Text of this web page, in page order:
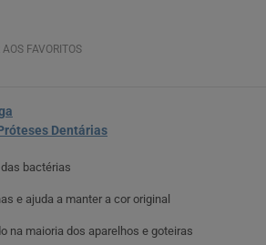
FAVORITOS
Dentárias
bactérias
e ajuda a manter a cor original
na maioria dos aparelhos e goteiras